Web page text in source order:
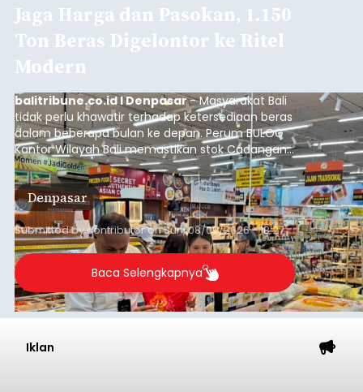
Jaga Harga dan Pasokan, 1.150
Ton Beras Digelontor ke Ritel
Modern
balitribune.co.id I Denpasar- Masyarakat Bali
tidak perlu khawatir terhadap ketersediaan beras
dalam beberapa bulan ke depan. Perum BULOG
Kantor Wilayah Bali memastikan stok Cadangan
Beras Pemerintah (CBP) masih dalam kondisi
aman, bahkan diproyeksikan mampu memenuhi
kebutuhan masyarakat hingga sekitar 10 bulan.
Denpasar
Submitted bycontributoronSun, 08/09/2026 - 18:27
Baca Selengkapnya
Iklan